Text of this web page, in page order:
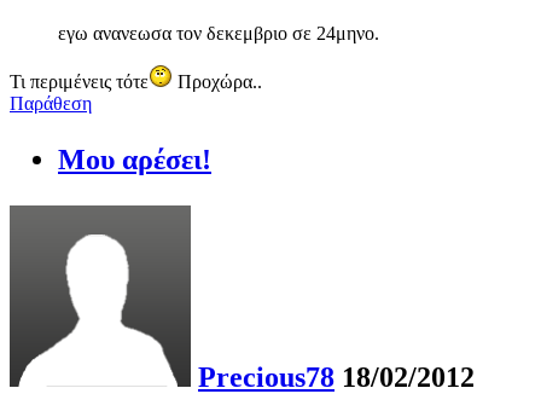
εγω ανανεωσα τον δεκεμβριο σε 24μηνο.
Τι περιμένεις τότε
Προχώρα..
Παράθεση
Μου αρέσει!
Precious78 18/02/2012